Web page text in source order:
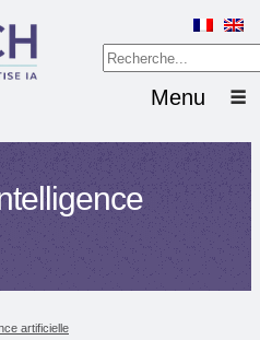
Menu
artificielle